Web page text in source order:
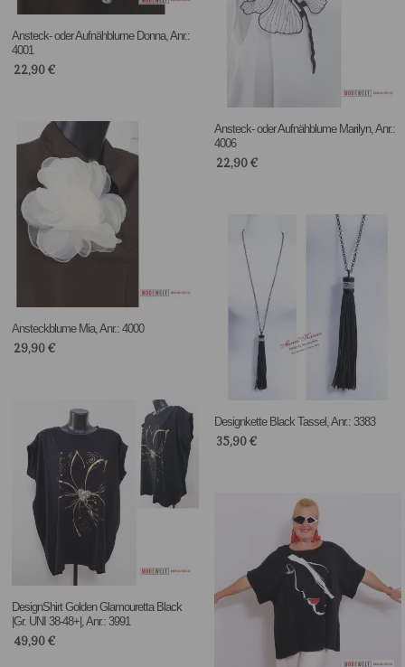
Ansteck- oder Aufnähblume Donna, Anr.:
4001
22,90€
Ansteck- oder Aufnähblume Marilyn, Anr.:
4006
22,90€
Ansteckblume Mia, Anr.: 4000
29,90€
Designkette Black Tassel, Anr.: 3383
35,90€
DesignShirt Golden Glamouretta Black
|Gr. UNI 38-48+|, Anr.: 3991
49,90€